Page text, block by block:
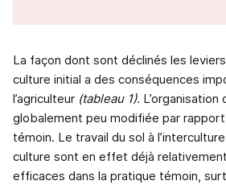
La façon dont sont déclinés les
culture initial a des conséquences
l’agriculteur (tableau 1). L’organisation
globalement peu modifiée par
témoin. Le travail du sol à
culture sont en effet déjà
efficaces dans la pratique témoin,